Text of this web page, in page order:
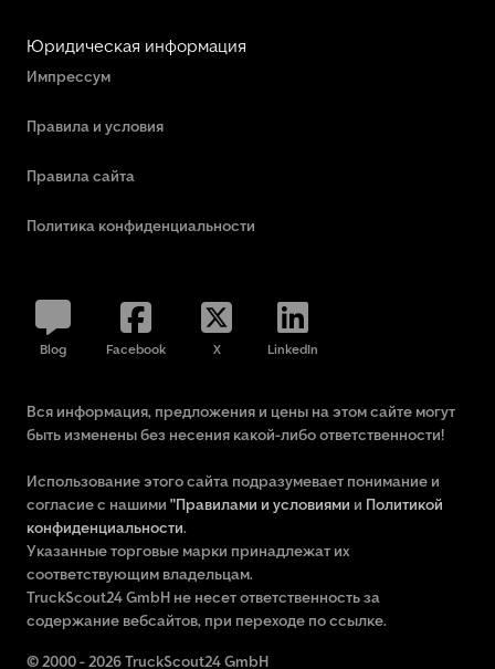
Юридическая информация
Импрессум
Правила и условия
Правила сайта
Политика конфиденциальности
Blog Facebook X LinkedIn
Вся информация, предложения и цены на этом сайте могут
быть изменены без несения какой-либо ответственности!
Использование этого сайта подразумевает понимание и
согласие с нашими "Правилами и условиями и Политикой
конфиденциальности.
Указанные торговые марки принадлежат их
соответствующим владельцам.
TruckScout24 GmbH не несет ответственность за
содержание вебсайтов, при переходе по ссылке.
© 2000 - 2026 TruckScout24 GmbH